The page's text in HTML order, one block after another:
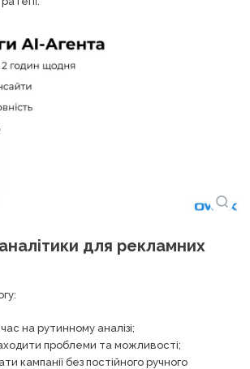
для рекламних
на рутинному аналізі;
проблеми та можливості;
кампанії без постійного ручного